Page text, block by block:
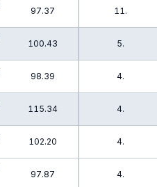
97.37 11.
100.43 5.
98.39 4.
115.34 4.
102.20 4.
97.87 4.